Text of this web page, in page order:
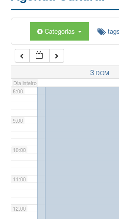
Categorias tags
3 DOM
Dia inteiro
5:00
7:00
8:00
9:00
10:00
11:00
12:00